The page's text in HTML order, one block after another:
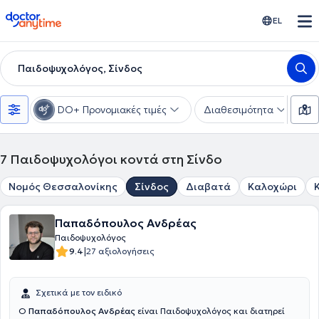
doctoranytime EL
Παιδοψυχολόγος, Σίνδος
DO+ Προνομιακές τιμές Διαθεσιμότητα
7 Παιδοψυχολόγοι κοντά στη Σίνδο
Νομός Θεσσαλονίκης Σίνδος Διαβατά Καλοχώρι
Παπαδόπουλος Ανδρέας
Παιδοψυχολόγος
9.4|27 αξιολογήσεις
Σχετικά με τον ειδικό
Ο Παπαδόπουλος Ανδρέας είναι Παιδοψυχολόγος και διατηρεί